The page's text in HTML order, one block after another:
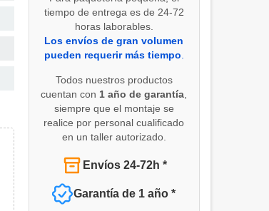
tiempo de entrega es de 24-72
horas laborables.
Los envíos de gran volumen
pueden requerir más tiempo
Todos nuestros productos
cuentan con 1 año de garantía
siempre que el montaje se
realice por personal cualificado
en un taller autorizado.
Envíos 24-72h *
Garantía de 1 año *